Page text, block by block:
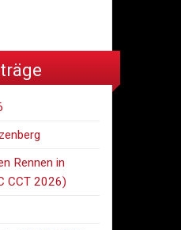
Rennen in
CCT 2026)